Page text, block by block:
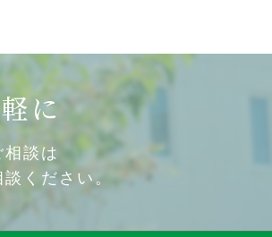
に
談は
ください。